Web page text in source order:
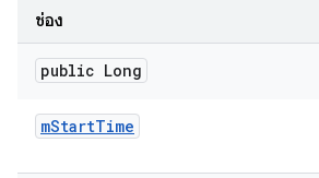
ช่อง
public Long
mStartTime